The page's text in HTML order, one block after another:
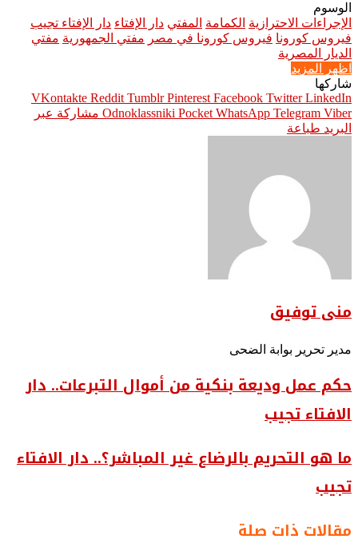
الوسوم
الإجراءات الاحترازية الكمامة المفتي دار الإفتاء دار الإفتاء تجيب
فيروس كورونا فيروس كورونا في مصر مفتي الجمهورية مفتي
الديار المصرية
اظهر المزيد
شاركها
Facebook Twitter LinkedIn
Pinterest
Odnoklassniki Pocket WhatsApp Telegram Viber
مشاركة عبر
البريد طباعة
منى توفيق
مدير تحرير بوابة الضحى
حكم عمل وديعة بنكية من أموال التبرعات.. دار
الافتاء تجيب
ما هو التحريم بالرضاع غير المباشر؟.. دار الافتاء
تجيب
مقالات ذات صلة